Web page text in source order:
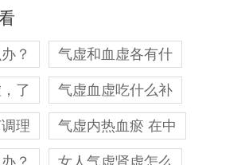
？ 气虚和血虚各有什
了 气虚血虚吃什么补
理 气虚内热血瘀 在中
？ 女人气虚肾虚怎么